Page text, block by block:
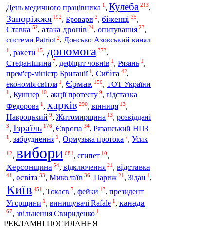
День медичного працівника 1 , Кулеба 213,
Запоріжжя 192, Бровари 3, біженці 35,
Ставка 52, атака дронів 24, опитування 23,
системи Patriot 2, Донсько-Азовський канал
1 , ракети 15, допомога 373,
Стефанішина 7, дефіцит човнів 1 , Рязань 1 ,
прем'єр-міністр Британії 1 , Сибіга 42,
економія світла 1 , Єрмак 150, ТОТ України
1 , Кушнер 10, акції протесту 9, відставка
Федорова 1 , харків 290, вінниця 13,
Навроцький 9, Житомирщина 13, розвіддані
3, Ізраїль 176, Європа 34, Рязанський НПЗ
1 , забруднення 1 , Ормузька протока 7, Усик
12, вибори 681 , єгипет 10,
Херсонщина 54, відключення 21 , відставка
41 , освіта 33, Миколаїв 36, Париж 21 , Зідан 1 ,
Київ 451 , Токаєв 7, фейки 13, президент
Угорщини 1, винищувачі Rafale 1, канада
67, звільнення Свириденко 1
РЕКЛАМНІ ПОСИЛАННЯ